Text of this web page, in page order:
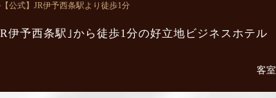
公式】JR伊予西条駅より徒歩1分
伊予西条駅｣から徒歩1分の好立地ビジネスホテル
客室